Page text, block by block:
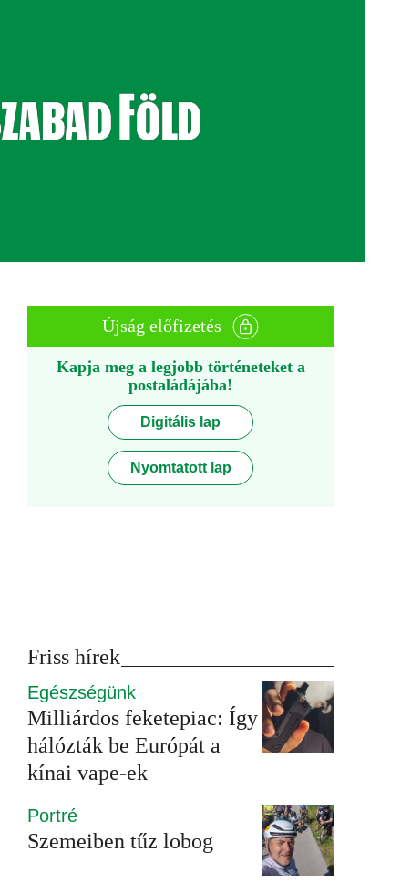
Újság előfizetés
Kapja meg a legjobb történeteket a
postaládájába!
Digitális lap
Nyomtatott lap
Friss hírek
Egészségünk
Milliárdos feketepiac: Így
hálózták be Európát a
kínai vape-ek
Portré
Szemeiben tűz lobog